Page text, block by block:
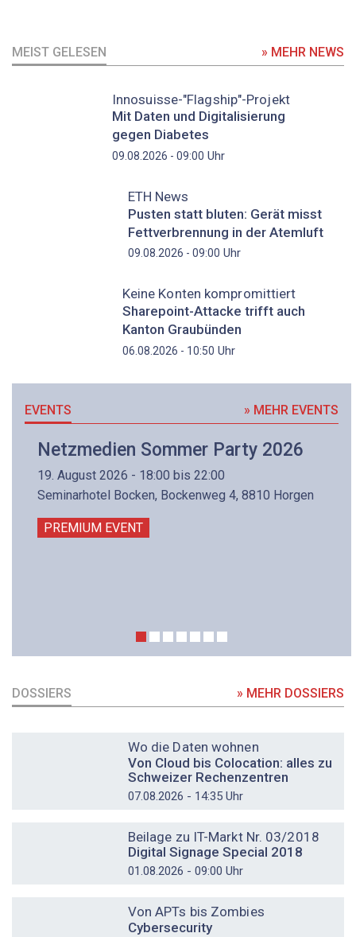
MEIST GELESEN » MEHR NEWS
Innosuisse-"Flagship"-Projekt
Mit Daten und Digitalisierung
gegen Diabetes
09.08.2026 - 09:00 Uhr
ETH News
Pusten statt bluten: Gerät misst
Fettverbrennung in der Atemluft
09.08.2026 - 09:00 Uhr
Keine Konten kompromittiert
Sharepoint-Attacke trifft auch
Kanton Graubünden
06.08.2026 - 10:50 Uhr
EVENTS » MEHR EVENTS
Netzmedien Sommer Party 2026
19. August 2026 - 18:00 bis 22:00
Seminarhotel Bocken, Bockenweg 4, 8810 Horgen
PREMIUM EVENT
DOSSIERS » MEHR DOSSIERS
Wo die Daten wohnen
Von Cloud bis Colocation: alles zu
Schweizer Rechenzentren
07.08.2026 - 14:35 Uhr
Beilage zu IT-Markt Nr. 03/2018
Digital Signage Special 2018
01.08.2026 - 09:00 Uhr
Von APTs bis Zombies
Cybersecurity